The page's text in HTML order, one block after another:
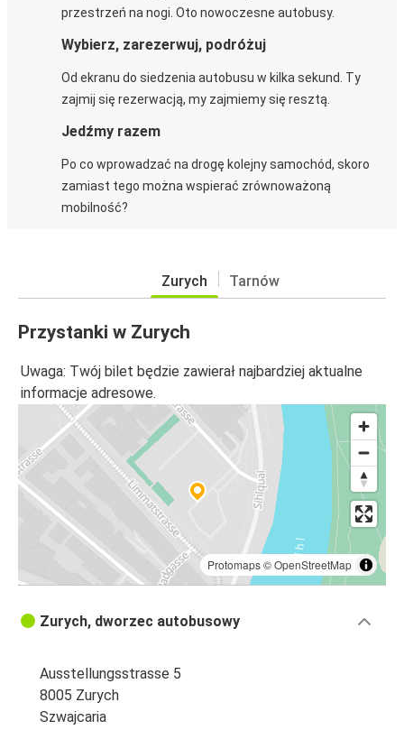
przestrzeń na nogi. Oto nowoczesne autobusy.
Wybierz, zarezerwuj, podróżuj
Od ekranu do siedzenia autobusu w kilka sekund. Ty
zajmij się rezerwacją, my zajmiemy się resztą.
Jedźmy razem
Po co wprowadzać na drogę kolejny samochód, skoro
zamiast tego można wspierać zrównoważoną
mobilność?
Zurych Tarnów
Przystanki w Zurych
Uwaga: Twój bilet będzie zawierał najbardziej aktualne
informacje adresowe.
Protomaps©OpenStreetMap
Zurych, dworzec autobusowy
Ausstellungsstrasse 5
8005 Zurych
Szwajcaria